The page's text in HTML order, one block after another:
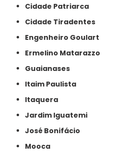
Cidade Patriarca
Cidade Tiradentes
Engenheiro Goulart
Ermelino Matarazzo
Guaianases
Itaim Paulista
Itaquera
Jardim Iguatemi
José Bonifácio
Mooca